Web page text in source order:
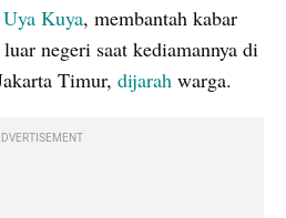
Uya Kuya, membantah kabar
negeri saat kediamannya di
Timur, dijarah warga.